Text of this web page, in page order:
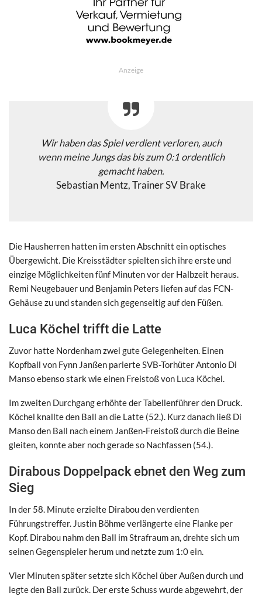
Anzeige
Wir haben das Spiel verdient verloren, auch
wenn meine Jungs das bis zum 0:1 ordentlich
gemacht haben.
Sebastian Mentz, Trainer SV Brake
Die Hausherren hatten im ersten Abschnitt ein optisches
Übergewicht. Die Kreisstädter spielten sich ihre erste und
einzige Möglichkeiten fünf Minuten vor der Halbzeit heraus.
Remi Neugebauer und Benjamin Peters liefen auf das FCN-
Gehäuse zu und standen sich gegenseitig auf den Füßen.
Luca Köchel trifft die Latte
Zuvor hatte Nordenham zwei gute Gelegenheiten. Einen
Kopfball von Fynn Janßen parierte SVB-Torhüter Antonio Di
Manso ebenso stark wie einen Freistoß von Luca Köchel.
Im zweiten Durchgang erhöhte der Tabellenführer den Druck.
Köchel knallte den Ball an die Latte (52.). Kurz danach ließ Di
Manso den Ball nach einem Janßen-Freistoß durch die Beine
gleiten, konnte aber noch gerade so Nachfassen (54.).
Dirabous Doppelpack ebnet den Weg zum
Sieg
In der 58. Minute erzielte Dirabou den verdienten
Führungstreffer. Justin Böhme verlängerte eine Flanke per
Kopf. Dirabou nahm den Ball im Strafraum an, drehte sich um
seinen Gegenspieler herum und netzte zum 1:0 ein.
Vier Minuten später setzte sich Köchel über Außen durch und
legte den Ball zurück. Der erste Schuss wurde abgewehrt, der